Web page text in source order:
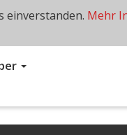
einverstanden. Mehr